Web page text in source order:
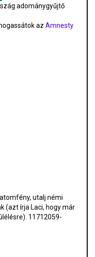
adománygyűjtő
az Amnesty
utalj némi
(azt írja Laci, hogy már
11712059-